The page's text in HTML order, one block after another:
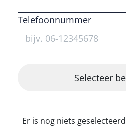
Telefoonnummer
Er is nog niets geselecteerd